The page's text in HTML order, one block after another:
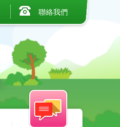
聯絡我們